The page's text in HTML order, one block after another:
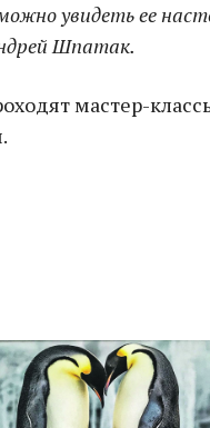
увидеть ее
Шпатак.
мастер-